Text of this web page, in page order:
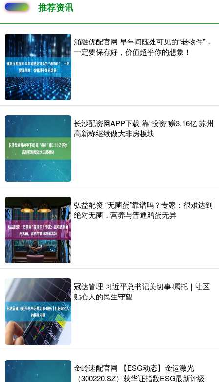
推荐资讯
涌融优配官网 早年间随处可见的“老物件”，
一定要保存好，价值超乎你的想象！
长沙配资网APP下载 靠“投资”赚3.16亿 苏州
高新称继续做大非房板块
弘益配资 “无菌蛋”靠谱吗？专家：很难达到
绝对无菌，营养与普通鸡蛋无异
冠达管理 习近平总书记关切事·嘱托｜社区
贴心人的民生守望
金岭速配官网 【ESG动态】金运激光
（300220.SZ）获华证指数ESG最新评级